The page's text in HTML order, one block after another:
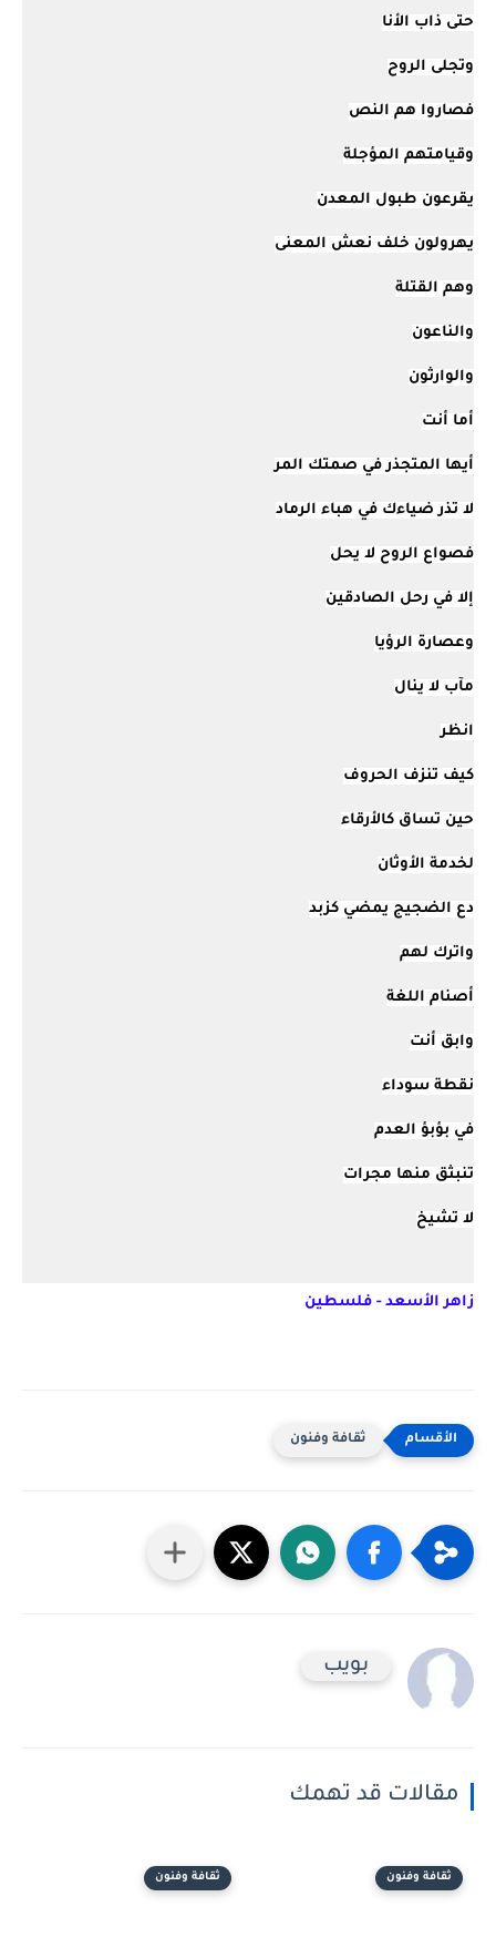
حتى ذاب الأنا
وتجلى الروح
فصاروا هم النص
وقيامتهم المؤجلة
يقرعون طبول المعدن
يهرولون خلف نعش المعنى
وهم القتلة
والناعون
والوارثون
أما أنت
أيها المتجذر في صمتك المر
لا تذر ضياءك في هباء الرماد
فصواع الروح لا يحل
إلا في رحل الصادقين
وعصارة الرؤيا
مآب لا ينال
انظر
كيف تنزف الحروف
حين تساق كالأرقاء
لخدمة الأوثان
دع الضجيج يمضي كزبد
واترك لهم
أصنام اللغة
وابق أنت
نقطة سوداء
في بؤبؤ العدم
تنبثق منها مجرات
لا تشيخ
زاهر الأسعد - فلسطين
ثقافة وفنون
بويب
مقالات قد تهمك
ثقافة وفنون ثقافة وفنون